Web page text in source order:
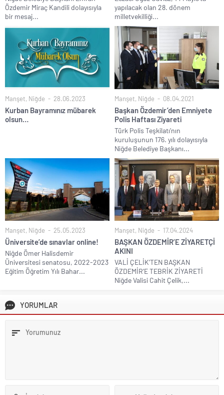
Özdemir Miraç Kandili dolayısıyla
bir mesaj...
yapılacak olan 28. dönem
milletvekilliği...
Manşet, Niğde 28.06.2023
Kurban Bayramınız mübarek
olsun…
Manşet, Niğde 08.04.2021
Başkan Özdemir’den Emniyete
Polis Haftası Ziyareti
Türk Polis Teşkilatı’nın
kuruluşunun 176. yılı dolayısıyla
Niğde Belediye Başkanı...
Manşet, Niğde 25.05.2023
Üniversite’de sınavlar online!
Niğde Ömer Halisdemir
Üniversitesi senatosu, 2022-2023
Eğitim Öğretim Yılı Bahar...
Manşet, Niğde 17.04.2024
BAŞKAN ÖZDEMİR’E ZİYARETÇİ
AKINI
VALİ ÇELİK’TEN BAŞKAN
ÖZDEMİR’E TEBRİK ZİYARETİ
Niğde Valisi Cahit Çelik,...
YORUMLAR